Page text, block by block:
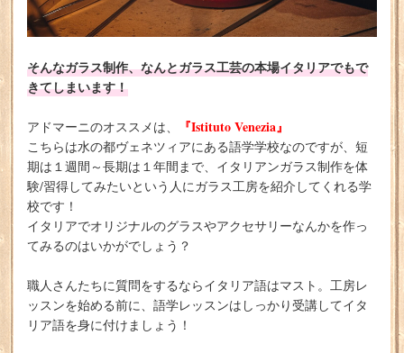
そんなガラス制作、なんとガラス工芸の本場イタリアでもで
きてしまいます！
アドマーニのオススメは、 『Istituto Venezia』
こちらは水の都ヴェネツィアにある語学学校なのですが、短
期は１週間～長期は１年間まで、イタリアンガラス制作を体
験/習得してみたいという人にガラス工房を紹介してくれる学
校です！
イタリアでオリジナルのグラスやアクセサリーなんかを作っ
てみるのはいかがでしょう？
職人さんたちに質問をするならイタリア語はマスト。工房レ
ッスンを始める前に、語学レッスンはしっかり受講してイタ
リア語を身に付けましょう！